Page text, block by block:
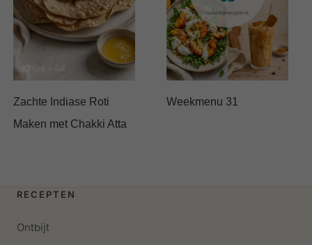
Zachte Indiase Roti
Maken met Chakki Atta
Weekmenu 31
RECEPTEN
Ontbijt